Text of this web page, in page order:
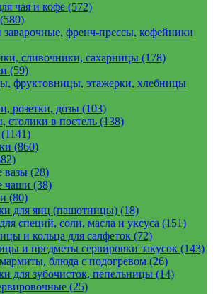
чая и кофе (572)
френч-прессы, кофейники
сливочники, сахарницы (178)
(59)
фруктовницы, этажерки, хлебницы
розетки, дозы (103)
столики в постель (138)
(860)
вазы (28)
чаши (38)
(80)
для яиц (пашотницы) (18)
специй, соли, масла и уксуса (151)
и кольца для салфеток (72)
и предметы сервировки закусок (143)
блюда с подогревом (26)
для зубочисток, пепельницы (14)
(25)